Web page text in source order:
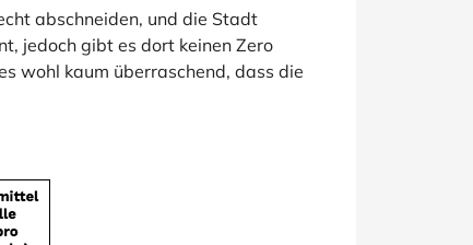
abschneiden, und die Stadt
jedoch gibt es dort keinen Zero
wohl kaum überraschend, dass die